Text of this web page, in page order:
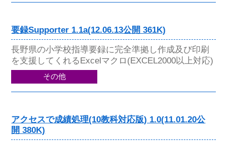
要録Supporter 1.1a(12.06.13公開 361K)
長野県の小学校指導要録に完全準拠し作成及び印刷
を支援してくれるExcelマクロ(EXCEL2000以上対応)
その他
アクセスで成績処理(10教科対応版) 1.0(11.01.20公
開 380K)